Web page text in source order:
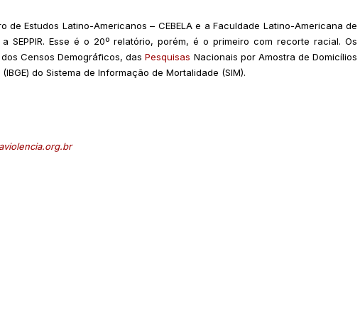
Estudos Latino-Americanos – CEBELA e a Faculdade Latino-Americana de
SEPPIR. Esse é o 20º relatório, porém, é o primeiro com recorte racial. Os
Censos Demográficos, dasPesquisas Nacionais por Amostra de Domicílios
do Sistema de Informação de Mortalidade (SIM).